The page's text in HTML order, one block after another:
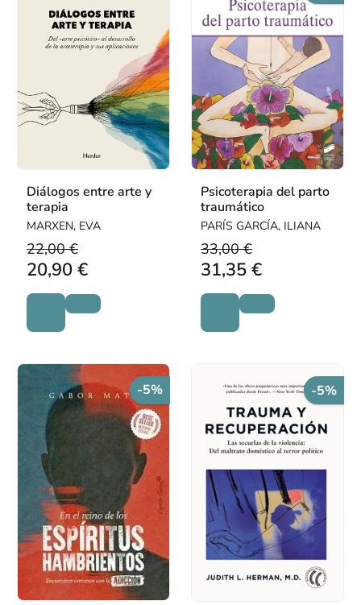
Diálogos entre arte y
terapia
MARXEN, EVA
22,00 €
20,90 €
Psicoterapia del parto
traumático
PARÍS GARCÍA, ILIANA
33,00 €
31,35 €
-5% -5%